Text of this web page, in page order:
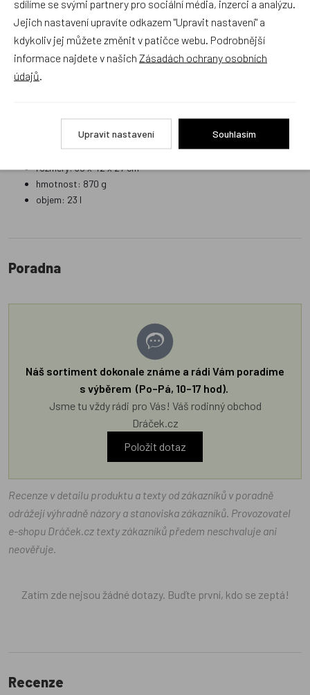
Boky: Utáhněte bederní pás v oblasti boků. Tím přenesete
většinu zátěže z ramen na pánev, což je pro zdraví zad ideální.
Ramena
: Dotáhněte ramenní popruhy (směrem dozadu a dolů).
nebudou sklouzávat z ramen a batoh drží perfektně na místě.
hlavní materiál: 100% polyester
vyrobeno z recyklovaných textilií
vodu odpuzující povrch (PFC-free)
rozměry: 30 x 42 x 27 cm
hmotnost: 870 g
objem: 23 l
Poradna
Náš sortiment dokonale známe a rádi Vám poradíme
s výběrem (Po–Pá, 10–17 hod).
Jsme tu vždy rádi pro Vás! Váš rodinný obchod
Dráček.cz
Položit dotaz
Recenze v detailu produktu a texty od zákazníků v poradně
odrážejí výhradně názory a stanoviska zákazníků. Provozovatel
e-shopu Dráček.cz texty zákazníků předem neschvaluje ani
neověřuje.
Zatím zde nejsou žádné dotazy. Buďte první, kdo se zeptá!
Recenze
sdílíme se svými partnery pro sociální média, inzerci a analýzu.
Jejich nastavení upravíte odkazem "Upravit nastavení" a
kdykoliv jej můžete změnit v patičce webu. Podrobnější
informace najdete v našich Zásadách ochrany osobních
údajů
Upravit nastavení Souhlasím